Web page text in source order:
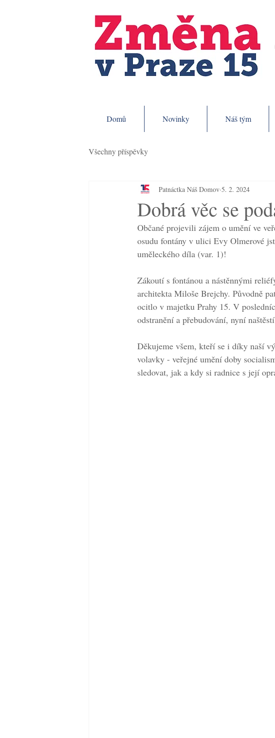
Domů Novinky Náš tým
Všechny příspěvky
Dobrá věc se
Patnáctka Náš Domov 5. 2. 2024
Občané projevili zájem o umění ve
osudu fontány v ulici Evy Olmerové
uměleckého díla (var. 1)!
Zákoutí s fontánou a nástěnnými
architekta Miloše Brejchy. Původně
ocitlo v majetku Prahy 15. V
odstranění a přebudování, nyní
Děkujeme všem, kteří se i díky naší
volavky - veřejné umění doby
sledovat, jak a kdy si radnice s její